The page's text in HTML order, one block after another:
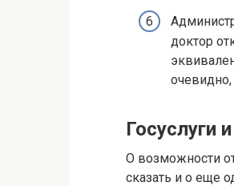
доктор
Госуслуги
О возможности
сказать и о еще